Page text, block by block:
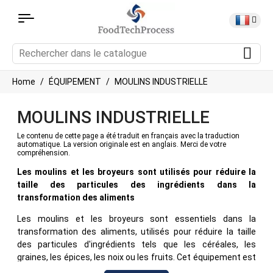
Home ÉQUIPEMENT MOULINS INDUSTRIELLE
MOULINS INDUSTRIELLE
Le contenu de cette page a été traduit en français avec la traduction
automatique. La version originale est en anglais. Merci de votre
compréhension.
Les moulins et les broyeurs sont utilisés pour réduire la
taille des particules des ingrédients dans la
transformation des aliments
Les moulins et les broyeurs sont essentiels dans la
transformation des aliments, utilisés pour réduire la taille
des particules d'ingrédients tels que les céréales, les
graines, les épices, les noix ou les fruits. Cet équipement est
essentiel pour obtenir la texture, la saveur et la consistance